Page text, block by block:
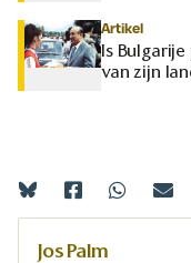
Artikel
Is
van zijn
Jos Palm